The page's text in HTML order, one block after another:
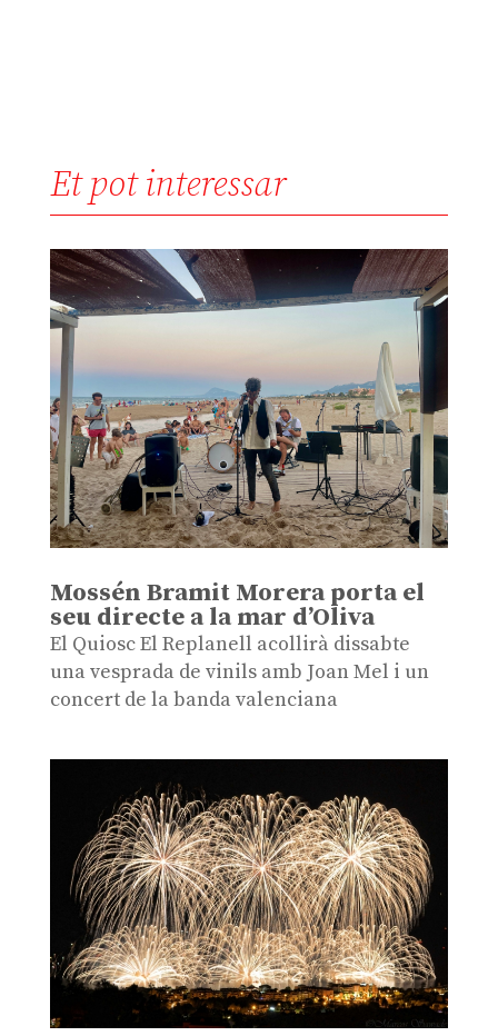
Et pot interessar
Mossén Bramit Morera porta el
seu directe a la mar d’Oliva
El Quiosc El Replanell acollirà dissabte
una vesprada de vinils amb Joan Mel i un
concert de la banda valenciana